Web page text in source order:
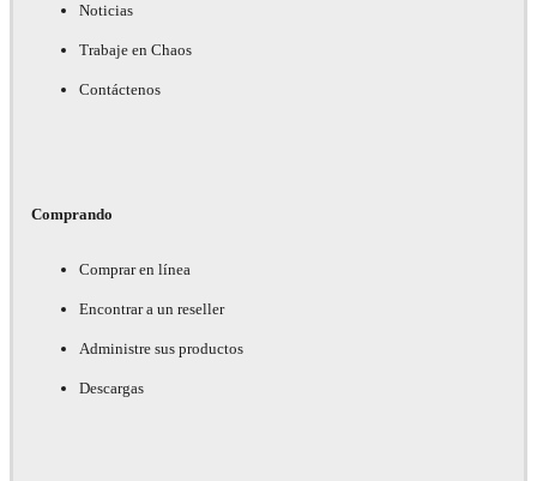
Noticias
Trabaje en Chaos
Contáctenos
Comprando
Comprar en línea
Encontrar a un reseller
Administre sus productos
Descargas